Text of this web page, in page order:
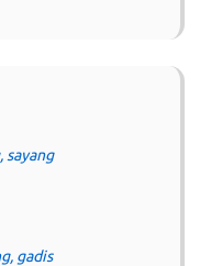
sayang
gadis